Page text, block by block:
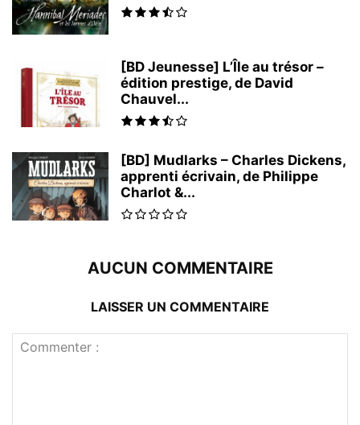
[BD Jeunesse] L’Île au trésor –
édition prestige, de David
Chauvel...
[BD] Mudlarks – Charles Dickens,
apprenti écrivain, de Philippe
Charlot &...
AUCUN COMMENTAIRE
LAISSER UN COMMENTAIRE